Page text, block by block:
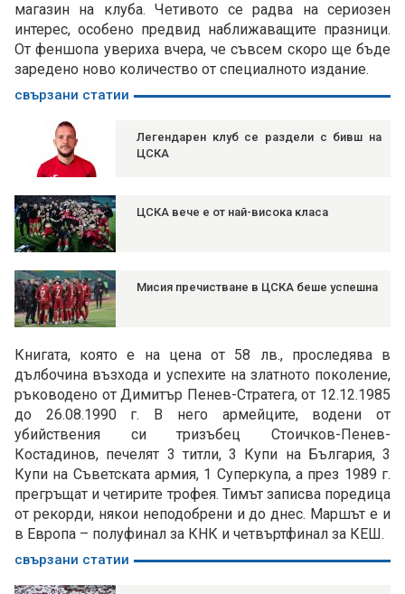
магазин на клуба. Четивото се радва на сериозен
интерес, особено предвид наближаващите празници.
От феншопа увериха вчера, че съвсем скоро ще бъде
заредено ново количество от специалното издание.
свързани статии
Легендарен клуб се раздели с бивш на
ЦСКА
ЦСКА вече е от най-висока класа
Мисия пречистване в ЦСКА беше успешна
Книгата, която е на цена от 58 лв., проследява в
дълбочина възхода и успехите на златното поколение,
ръководено от Димитър Пенев-Стратега, от 12.12.1985
до 26.08.1990 г. В него армейците, водени от
убийствения си тризъбец Стоичков-Пенев-
Костадинов, печелят 3 титли, 3 Купи на България, 3
Купи на Съветската армия, 1 Суперкупа, а през 1989 г.
прегръщат и четирите трофея. Тимът записва поредица
от рекорди, някои неподобрени и до днес. Маршът е и
в Европа – полуфинал за КНК и четвъртфинал за КЕШ.
свързани статии